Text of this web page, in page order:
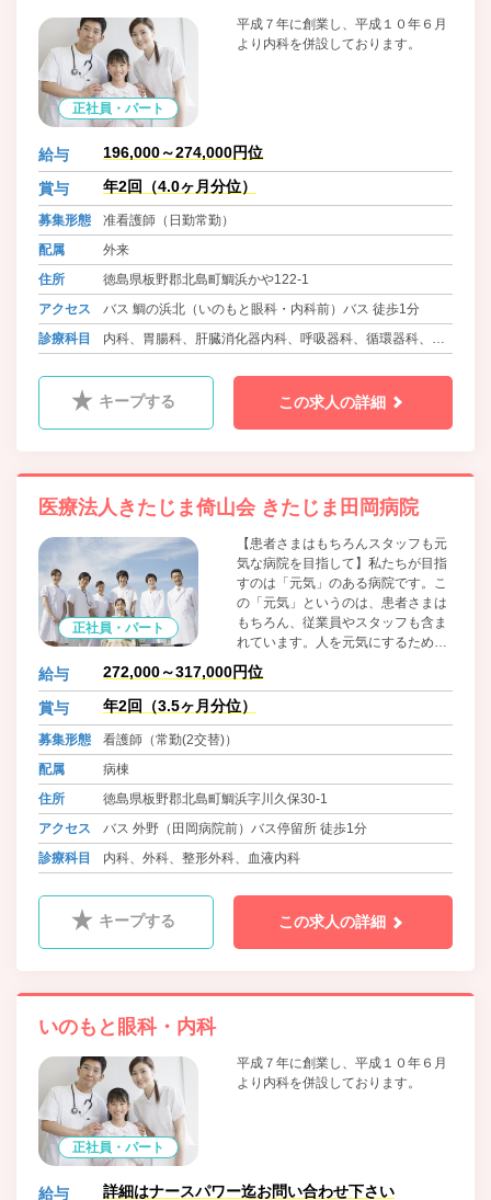
正社員・パート
平成７年に創業し、平成１０年６月
より内科を併設しております。
給与 196,000～274,000円位
賞与 年2回（4.0ヶ月分位）
募集形態
准看護師（日勤常勤）
配属
外来
住所
徳島県板野郡北島町鯛浜かや122-1
アクセス
バス 鯛の浜北（いのもと眼科・内科前）バス 徒歩1分
診療科目
内科、胃腸科、肝臓消化器内科、呼吸器科、循環器科、眼
キープする この求人の詳細
医療法人きたじま倚山会 きたじま田岡病院
正社員・パート
【患者さまはもちろんスタッフも元
気な病院を目指して】私たちが目指
すのは「元気」のある病院です。こ
の「元気」というのは、患者さまは
もちろん、従業員やスタッフも含ま
れています。人を元気にするために
は、まず私たちが元気であることが
重要です。「明るい、謙虚、誠実、
そしてなにより人が好き」という方
は、ぜひ手を挙げてください。人の
給与 272,000～317,000円位
賞与 年2回（3.5ヶ月分位）
募集形態
看護師（常勤(2交替)）
配属
病棟
住所
徳島県板野郡北島町鯛浜字川久保30-1
アクセス
バス 外野（田岡病院前）バス停留所 徒歩1分
診療科目
内科、外科、整形外科、血液内科
キープする この求人の詳細
いのもと眼科・内科
正社員・パート
平成７年に創業し、平成１０年６月
より内科を併設しております。
給与 詳細はナースパワー迄お問い合わせ下さい